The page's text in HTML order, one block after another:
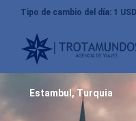
Tipo de cambio del día: 1
Estambul, Turquia